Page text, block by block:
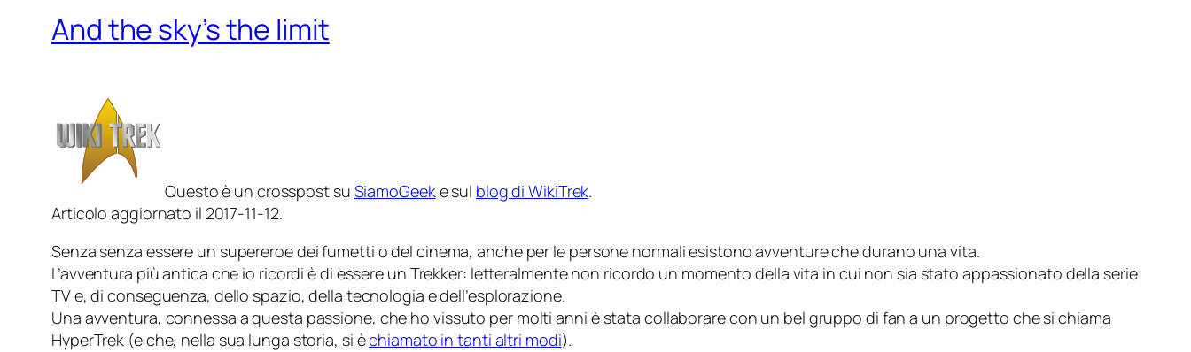
And the sky’s the limit
Questo è un crosspost su SiamoGeeke sul blog di WikiTrek.
Articolo aggiornato il 2017-11-12.
Senza senza essere un supereroe dei fumetti o del cinema, anche per le persone normaliesistono avventure che durano una vita.
L’avventura più antica che io ricordi è di essere un Trekker: letteralmente non ricordo un momento della vita in cui non sia stato appassionato della serie
TV e, di conseguenza, dello spazio, della tecnologia e dell’esplorazione.
Una avventura, connessa a questa passione, che ho vissuto per molti anni è stata collaborare con un bel gruppo di fan a un progetto che si chiama
HyperTrek (e che, nella sua lunga storia, si èchiamato in tanti altri modi).